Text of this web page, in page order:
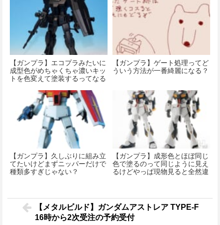
【ガンプラ】エコプラみたいに
成型色がめちゃくちゃ濃いキッ
トを色変えて塗装するってなる
【ガンプラ】ゲート処理ってど
ういう方法が一番綺麗になる？
【ガンプラ】久しぶりに組み立
てたいけどまずニッパーだけで
種類多すぎじゃない？
【ガンプラ】成形色とほぼ同じ
色で塗るのって同じように見え
るけどやっぱ現物見ると全然違
【メタルビルド】ガンダムアストレア TYPE-F
16時から2次受注の予約受付